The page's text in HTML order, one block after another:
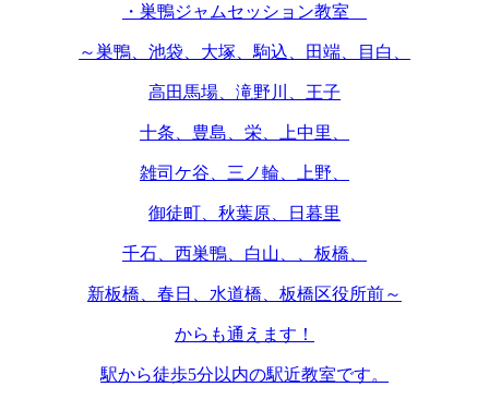
・巣鴨ジャムセッション教室
～巣鴨、池袋、大塚、駒込、田端、目白、
高田馬場、滝野川、王子
十条、豊島、栄、上中里、
雑司ケ谷、三ノ輪、上野、
御徒町、秋葉原、日暮里
千石、西巣鴨、白山、、板橋、
新板橋、春日、水道橋、板橋区役所前～
からも通えます！
駅から徒歩5分以内の駅近教室です。